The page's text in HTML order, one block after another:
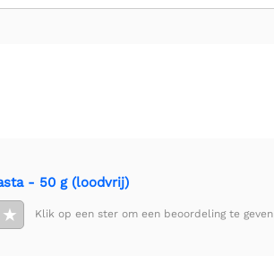
- 50 g (loodvrij)
★ Klik op een ster om een beoordeling te geven